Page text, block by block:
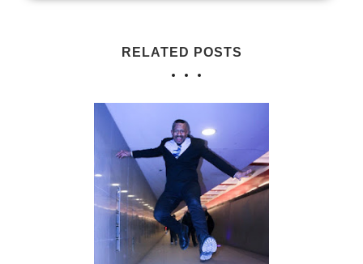
RELATED POSTS